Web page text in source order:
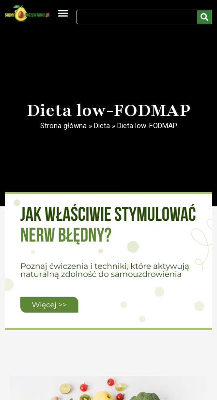
Dieta low-FODMAP
Strona główna» Dieta» Dieta low-FODMAP